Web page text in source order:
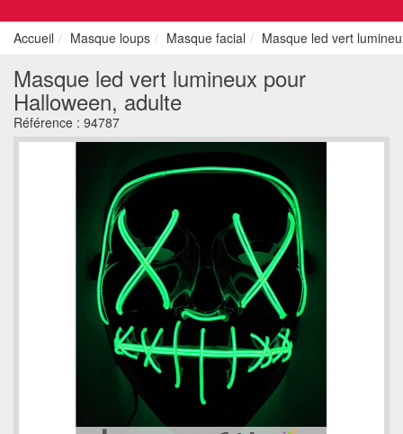
Accueil Masque loups Masque facial Masque led vert
Masque led vert lumineux pour
Halloween, adulte
Référence : 94787